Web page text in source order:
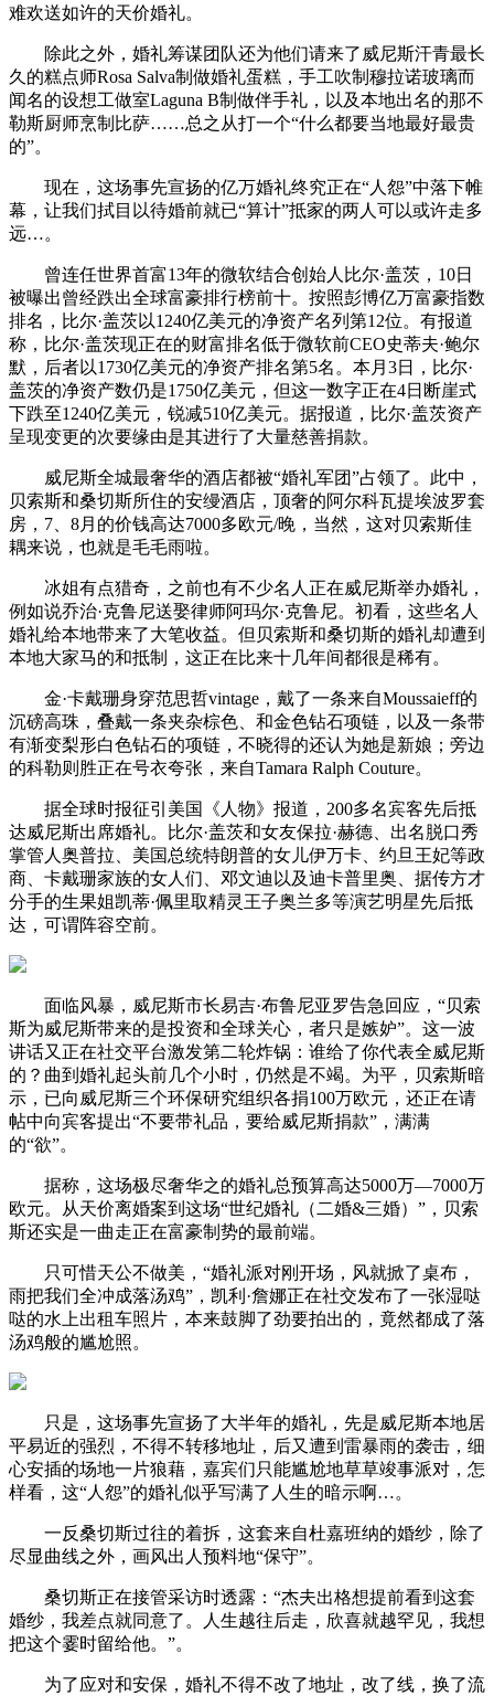
难欢送如许的天价婚礼。
除此之外，婚礼筹谋团队还为他们请来了威尼斯汗青最长
久的糕点师Rosa Salva制做婚礼蛋糕，手工吹制穆拉诺玻璃而
闻名的设想工做室Laguna B制做伴手礼，以及本地出名的那不
勒斯厨师烹制比萨……总之从打一个“什么都要当地最好最贵
的”。
现在，这场事先宣扬的亿万婚礼终究正在“人怨”中落下帷
幕，让我们拭目以待婚前就已“算计”抵家的两人可以或许走多
远…。
曾连任世界首富13年的微软结合创始人比尔·盖茨，10日
被曝出曾经跌出全球富豪排行榜前十。按照彭博亿万富豪指数
排名，比尔·盖茨以1240亿美元的净资产名列第12位。有报道
称，比尔·盖茨现正在的财富排名低于微软前CEO史蒂夫·鲍尔
默，后者以1730亿美元的净资产排名第5名。本月3日，比尔·
盖茨的净资产数仍是1750亿美元，但这一数字正在4日断崖式
下跌至1240亿美元，锐减510亿美元。据报道，比尔·盖茨资产
呈现变更的次要缘由是其进行了大量慈善捐款。
威尼斯全城最奢华的酒店都被“婚礼军团”占领了。此中，
贝索斯和桑切斯所住的安缦酒店，顶奢的阿尔科瓦提埃波罗套
房，7、8月的价钱高达7000多欧元/晚，当然，这对贝索斯佳
耦来说，也就是毛毛雨啦。
冰姐有点猎奇，之前也有不少名人正在威尼斯举办婚礼，
例如说乔治·克鲁尼送娶律师阿玛尔·克鲁尼。初看，这些名人
婚礼给本地带来了大笔收益。但贝索斯和桑切斯的婚礼却遭到
本地大家马的和抵制，这正在比来十几年间都很是稀有。
金·卡戴珊身穿范思哲vintage，戴了一条来自Moussaieff的
沉磅高珠，叠戴一条夹杂棕色、和金色钻石项链，以及一条带
有渐变梨形白色钻石的项链，不晓得的还认为她是新娘；旁边
的科勒则胜正在号衣夸张，来自Tamara Ralph Couture。
据全球时报征引美国《人物》报道，200多名宾客先后抵
达威尼斯出席婚礼。比尔·盖茨和女友保拉·赫德、出名脱口秀
掌管人奥普拉、美国总统特朗普的女儿伊万卡、约旦王妃等政
商、卡戴珊家族的女人们、邓文迪以及迪卡普里奥、据传方才
分手的生果姐凯蒂·佩里取精灵王子奥兰多等演艺明星先后抵
达，可谓阵容空前。
面临风暴，威尼斯市长易吉·布鲁尼亚罗告急回应，“贝索
斯为威尼斯带来的是投资和全球关心，者只是嫉妒”。这一波
讲话又正在社交平台激发第二轮炸锅：谁给了你代表全威尼斯
的？曲到婚礼起头前几个小时，仍然是不竭。为平，贝索斯暗
示，已向威尼斯三个环保研究组织各捐100万欧元，还正在请
帖中向宾客提出“不要带礼品，要给威尼斯捐款”，满满
的“欲”。
据称，这场极尽奢华之的婚礼总预算高达5000万—7000万
欧元。从天价离婚案到这场“世纪婚礼（二婚&三婚）”，贝索
斯还实是一曲走正在富豪制势的最前端。
只可惜天公不做美，“婚礼派对刚开场，风就掀了桌布，
雨把我们全冲成落汤鸡”，凯利·詹娜正在社交发布了一张湿哒
哒的水上出租车照片，本来鼓脚了劲要拍出的，竟然都成了落
汤鸡般的尴尬照。
只是，这场事先宣扬了大半年的婚礼，先是威尼斯本地居
平易近的强烈，不得不转移地址，后又遭到雷暴雨的袭击，细
心安插的场地一片狼藉，嘉宾们只能尴尬地草草竣事派对，怎
样看，这“人怨”的婚礼似乎写满了人生的暗示啊…。
一反桑切斯过往的着拆，这套来自杜嘉班纳的婚纱，除了
尽显曲线之外，画风出人预料地“保守”。
桑切斯正在接管采访时透露：“杰夫出格想提前看到这套
婚纱，我差点就同意了。人生越往后走，欣喜就越罕见，我想
把这个霎时留给他。”。
为了应对和安保，婚礼不得不改了地址，改了线，换了流